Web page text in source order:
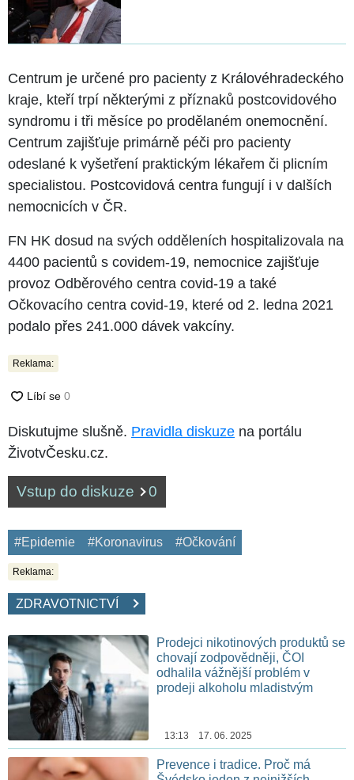
Centrum je určené pro pacienty z Královéhradeckého
kraje, kteří trpí některými z příznaků postcovidového
syndromu i tři měsíce po prodělaném onemocnění.
Centrum zajišťuje primárně péči pro pacienty
odeslané k vyšetření praktickým lékařem či plicním
specialistou. Postcovidová centra fungují i v dalších
nemocnicích v ČR.
FN HK dosud na svých odděleních hospitalizovala na
4400 pacientů s covidem-19, nemocnice zajišťuje
provoz Odběrového centra covid-19 a také
Očkovacího centra covid-19, které od 2. ledna 2021
podalo přes 241.000 dávek vakcíny.
Reklama:
Diskutujme slušně. Pravidla diskuze na portálu
ŽivotvČesku.cz.
Vstup do diskuze 0
#Epidemie #Koronavirus #Očkování
Reklama:
ZDRAVOTNICTVÍ
Prodejci nikotinových produktů se
chovají zodpovědněji, ČOI
odhalila vážnější problém v
prodeji alkoholu mladistvým
13:13 17. 06. 2025
Prevence i tradice. Proč má